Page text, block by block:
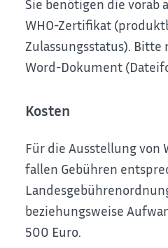
Sie benötigen die vorab
WHO-Zertifikat
Zulassungsstatus). Bitte
Word-Dokument
Kosten
Für die Ausstellung von
fallen Gebühren
beziehungsweise
500 Euro.